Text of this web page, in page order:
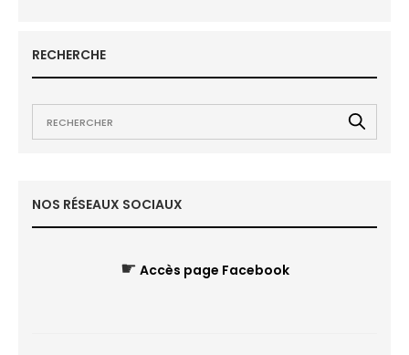
RECHERCHE
NOS RÉSEAUX SOCIAUX
☛ Accès page Facebook